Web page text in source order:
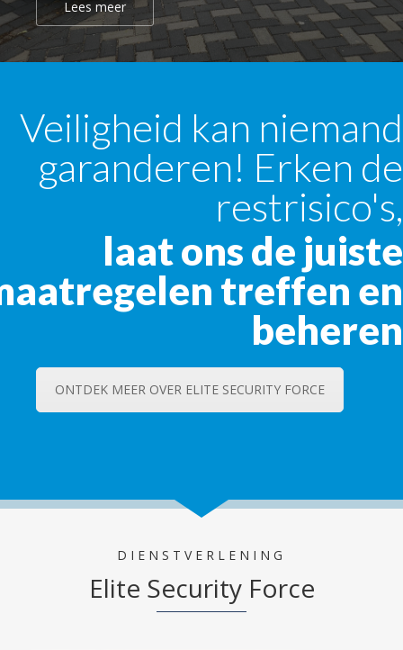
Lees meer
Veiligheid kan niemand
garanderen! Erken de
restrisico's,
laat ons de juiste
treffen en
beheren
ONTDEK MEER OVER ELITE SECURITY FORCE
DIENSTVERLENING
Elite Security Force